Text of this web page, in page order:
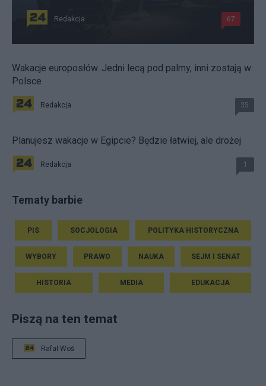
Redakcja 67
Wakacje europosłów. Jedni lecą pod palmy, inni zostają w
Polsce
Redakcja 35
Planujesz wakacje w Egipcie? Będzie łatwiej, ale drożej
Redakcja 1
Tematy barbie
PIS SOCJOLOGIA POLITYKA HISTORYCZNA
WYBORY PRAWO NAUKA SEJM I SENAT
HISTORIA MEDIA EDUKACJA
Piszą na ten temat
Rafał Woś